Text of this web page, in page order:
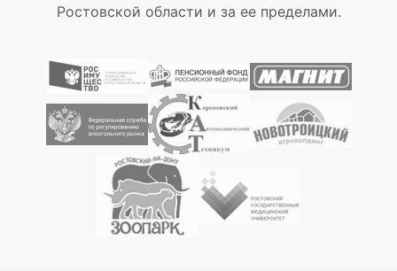
Ростовской области и за ее пределами.